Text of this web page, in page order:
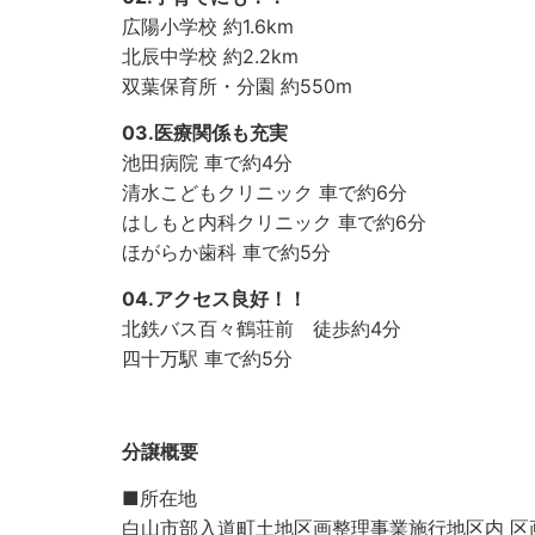
広陽小学校 約1.6km
北辰中学校 約2.2km
双葉保育所・分園 約550m
03.医療関係も充実
池田病院 車で約4分
清水こどもクリニック 車で約6分
はしもと内科クリニック 車で約6分
ほがらか歯科 車で約5分
04.アクセス良好！！
北鉄バス百々鶴荘前 徒歩約4分
四十万駅 車で約5分
分譲概要
■所在地
白山市部入道町土地区画整理事業施行地区内 区